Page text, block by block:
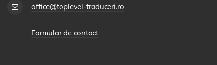
office@toplevel-traduceri.ro
Formular de contact